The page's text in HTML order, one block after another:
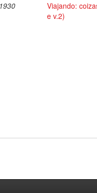
Viajando:
e v.2)